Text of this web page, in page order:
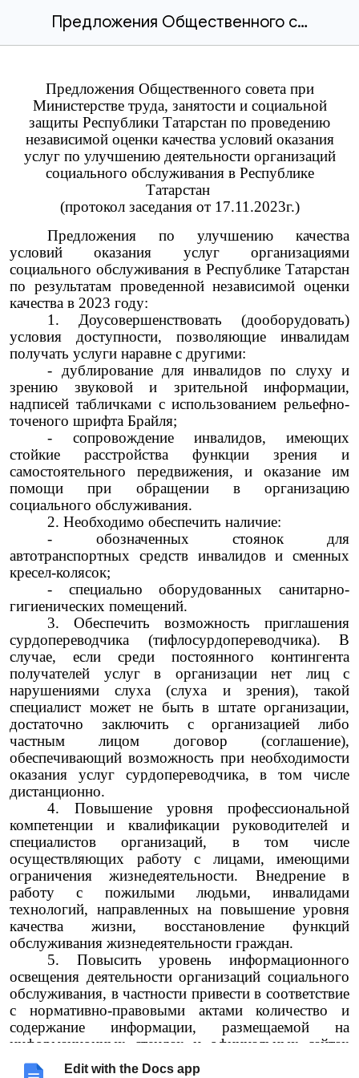
Edit with the Docs app
Предложения Общественного совета по улучшению деятельности организаций.docx
Предложения Общественного совета при
Министерстве труда, занятости и социальной
защиты Республики Татарстан по проведению
независимой оценки качества условий оказания
услуг по улучшению деятельности организаций
социального обслуживания в Республике
Татарстан
(протокол заседания от 17.11.2023г.)
Предложения по улучшению качества
условий оказания услуг организациями
социального обслуживания в Республике Татарстан
по результатам проведенной независимой оценки
качества в 2023 году:
1. Доусовершенствовать (дооборудовать)
условия доступности, позволяющие инвалидам
получать услуги наравне с другими:
- дублирование для инвалидов по слуху и
зрению звуковой и зрительной информации,
надписей табличками с использованием рельефно-
точеного шрифта Брайля;
- сопровождение инвалидов, имеющих
стойкие расстройства функции зрения и
самостоятельного передвижения, и оказание им
помощи при обращении в организацию
социального обслуживания.
2. Необходимо обеспечить наличие:
- обозначенных стоянок для
автотранспортных средств инвалидов и сменных
кресел-колясок;
- специально оборудованных санитарно-
гигиенических помещений.
3. Обеспечить возможность приглашения
сурдопереводчика (тифлосурдопереводчика). В
случае, если среди постоянного контингента
получателей услуг в организации нет лиц с
нарушениями слуха (слуха и зрения), такой
специалист может не быть в штате организации,
достаточно заключить с организацией либо
частным лицом договор (соглашение),
обеспечивающий возможность при необходимости
оказания услуг сурдопереводчика, в том числе
дистанционно.
4. Повышение уровня профессиональной
компетенции и квалификации руководителей и
специалистов организаций, в том числе
осуществляющих работу с лицами, имеющими
ограничения жизнедеятельности. Внедрение в
работу с пожилыми людьми, инвалидами
технологий, направленных на повышение уровня
качества жизни, восстановление функций
обслуживания жизнедеятельности граждан.
5. Повысить уровень информационного
освещения деятельности организаций социального
обслуживания, в частности привести в соответствие
с нормативно-правовыми актами количество и
содержание информации, размещаемой на
информационных стендах и официальных сайтах
организаций, на страницах в социальных сетях.